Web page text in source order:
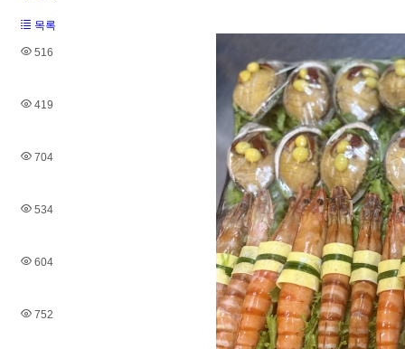
목록
516
419
704
534
604
752